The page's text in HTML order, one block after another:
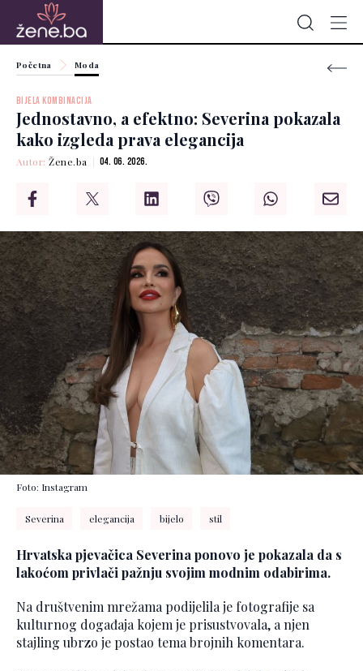
Početna Moda
BIJELA KOMBINACIJA
Jednostavno, a efektno: Severina pokazala
kako izgleda prava elegancija
Autor:Žene.ba 04. 06. 2026.
Foto: Instagram
Severina elegancija bijelo stil
Hrvatska pjevačica Severina ponovo je pokazala da s
lakoćom privlači pažnju svojim modnim odabirima.
Na društvenim mrežama podijelila je fotografije sa
kulturnog događaja kojem je prisustvovala, a njen
stajling ubrzo je postao tema brojnih komentara.